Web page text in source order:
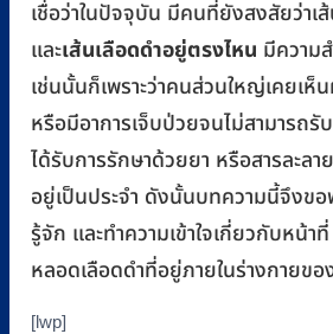
เชื่อว่าในปัจจุบัน มีคนที่ยังสงสัยว่าเส้
และเส้นเลือดดำอยู่ตรงไหน มีความ
เช่นนั้นก็เพราะว่าคนส่วนใหญ่เคยเห็
หรือมีอาการเจ็บป่วยจนไม่สามารถรั
ได้รับการรักษาด้วยยา หรือสารละลา
อยู่เป็นประจำ ดังนั้นบทความนี้จึงข
รู้จัก และทำความเข้าใจเกี่ยวกับหน้
หลอดเลือดดำที่อยู่ภายในร่างกายของ
[lwp]